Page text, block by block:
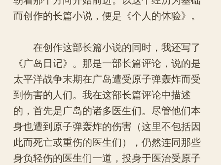
而创作的长篇小说，便是《个人的体验》。
在创作这部长篇小说的同时，我还写了
《广岛日记》。那是一部长篇评论，说的是
太平洋战争末期在广岛遭受原子弹轰炸而受
到伤害的人们。我在这部长篇评论中描述
的，首先是广岛的诸多医生们。尽管他们本
身也遭到原子弹轰炸的伤害（这里不包括因
此而死亡或重伤的医生们），仍然连同那些
身负轻伤的医生们一道，投身于医治受原子